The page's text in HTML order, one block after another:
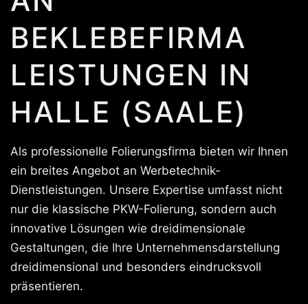
BEKLEBEFIRMA
LEISTUNGEN IN
HALLE (SAALE)
Als professionelle Folierungsfirma bieten wir Ihnen
ein breites Angebot an Werbetechnik-
Dienstleistungen. Unsere Expertise umfasst nicht
nur die klassische PKW-Folierung, sondern auch
innovative Lösungen wie dreidimensionale
Gestaltungen, die Ihre Unternehmensdarstellung
dreidimensional und besonders eindrucksvoll
präsentieren.